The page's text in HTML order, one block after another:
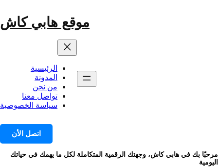
موقع هابي كاش
الرئيسية
المدونة
من نحن
تواصل معنا
سياسة الخصوصية
اتصل الأن
مرحبًا بك في هابي كاش، وجهتك الرقمية المتكاملة لكل ما يهمك في حياتك
اليومية